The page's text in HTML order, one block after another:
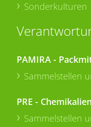
Sonderkulturen
PAMIRA -
Sammelstellen
PRE -
Sammelstellen